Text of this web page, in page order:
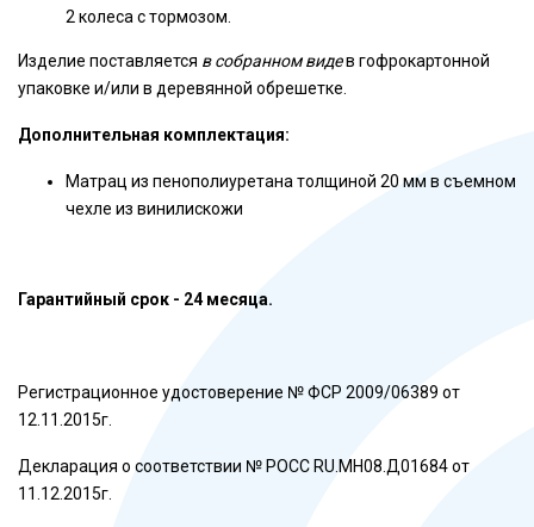
2 колеса с тормозом.
Изделие поставляется в собранном видев гофрокартонной
упаковке и/или в деревянной обрешетке.
Дополнительная комплектация:
Матрац из пенополиуретана толщиной 20 мм в съемном
чехле из винилискожи
Гарантийный срок - 24 месяца.
Регистрационное удостоверение № ФСР 2009/06389 от
12.11.2015г.
Декларация о соответствии № РОСС RU.МН08.Д01684 от
11.12.2015г.